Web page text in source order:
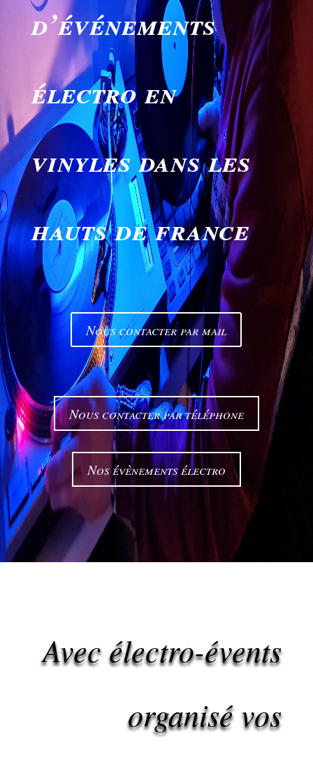
d’événements
électro en
vinyles dans les
hauts de france
Nous contacter par mail
Nous contacter par téléphone
Nos évènements électro
Avec électro-évents
organisé vos